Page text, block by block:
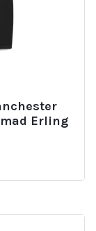
Erling